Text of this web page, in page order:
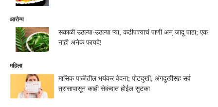
आरोग्य
सकाळी उठल्या-उठल्या प्या, कढीपत्त्याचं पाणी अन् जादू पाहा; एक
नाही अनेक फायदे!
महिला
मासिक पाळीतील भयंकर वेदना; पोटदुखी, अंगदुखीसह सर्व
त्रासापासून काही सेकंदात होईल सुटका